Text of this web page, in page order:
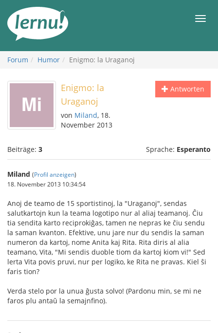
Inhalt
Forum Humor Enigmo: la Uraganoj
Antworten
Enigmo: la
Uraganoj
von Miland, 18.
November 2013
Beiträge: 3 Sprache: Esperanto
Miland (Profil anzeigen)
18. November 2013 10:34:54
Anoj de teamo de 15 sportistinoj, la "Uraganoj", sendas
salutkartojn kun la teama logotipo nur al aliaj teamanoj. Ĉiu
tia sendita karto reciprokiĝas, tamen ne nepras ke ĉiu sendu
la saman kvanton. Efektive, unu jare nur du sendis la saman
numeron da kartoj, nome Anita kaj Rita. Rita diris al alia
teamano, Vita, "Mi sendis duoble tiom da kartoj kiom vi!" Sed
lerta Vita povis pruvi, nur per logiko, ke Rita ne pravas. Kiel ŝi
faris tion?
Verda stelo por la unua ĝusta solvo! (Pardonu min, se mi ne
faros plu antaŭ la semajnfino).